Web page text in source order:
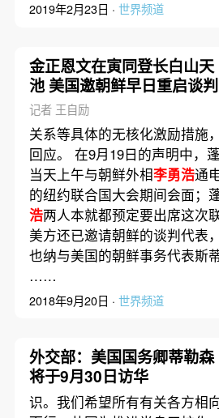
2019年2月23日 · 世界频道
金正恩文在寅同登长白山天
池 美国邀朝鲜早日重启谈判
记者 王自励
关系等具体的无核化激励措施
回应。 在9月19日的声明中，
当天上午与朝鲜外相李勇浩通
的纽约联合国大会期间会面；
浩两人本就都预定要出席这次
美方还已邀请朝鲜的谈判代表
也纳与美国的朝鲜事务代表斯蒂
……
2018年9月20日 · 世界频道
外交部：美国国务卿蒂勒森
将于9月30日访华
识。我们希望所有有关各方相